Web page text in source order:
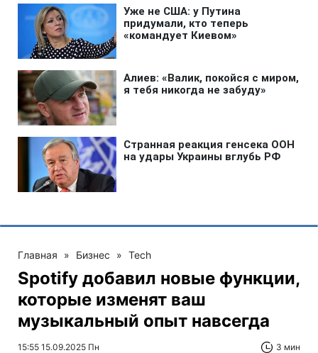
Главная » Бизнес » Tech
Spotify добавил новые функции,
которые изменят ваш
музыкальный опыт навсегда
15:55 15.09.2025 Пн 3 мин